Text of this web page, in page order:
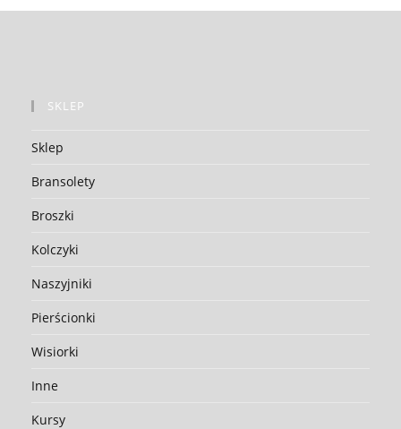
SKLEP
Sklep
Bransolety
Broszki
Kolczyki
Naszyjniki
Pierścionki
Wisiorki
Inne
Kursy